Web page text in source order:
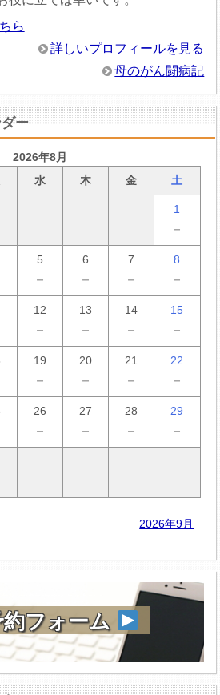
ら
詳しいプロフィールを見る
母のがん闘病記
ー
2026年8月
水 木 金 土
1
－
5
－
6
－
7
－
8
－
12
－
13
－
14
－
15
－
19
－
20
－
21
－
22
－
26
－
27
－
28
－
29
－
2026年9月
フォーム